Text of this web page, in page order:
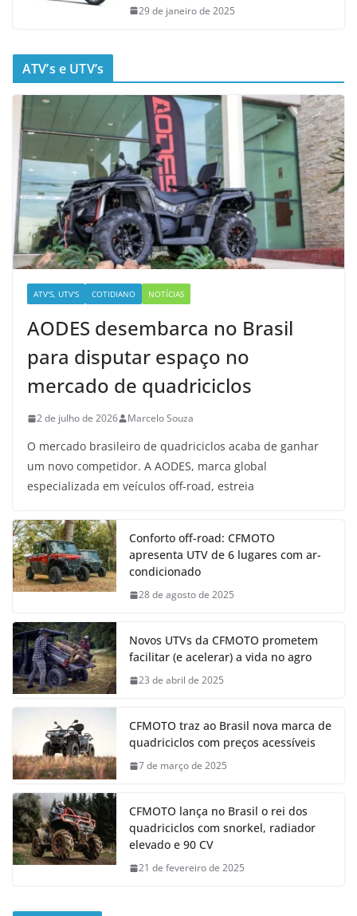
29 de janeiro de 2025
ATV’s e UTV’s
ATV'S, UTV'S COTIDIANO NOTÍCIAS
AODES desembarca no Brasil
para disputar espaço no
mercado de quadriciclos
2 de julho de 2026 Marcelo Souza
O mercado brasileiro de quadriciclos acaba de ganhar
um novo competidor. A AODES, marca global
especializada em veículos off-road, estreia
Conforto off-road: CFMOTO
apresenta UTV de 6 lugares com ar-
condicionado
28 de agosto de 2025
Novos UTVs da CFMOTO prometem
facilitar (e acelerar) a vida no agro
23 de abril de 2025
CFMOTO traz ao Brasil nova marca de
quadriciclos com preços acessíveis
7 de março de 2025
CFMOTO lança no Brasil o rei dos
quadriciclos com snorkel, radiador
elevado e 90 CV
21 de fevereiro de 2025